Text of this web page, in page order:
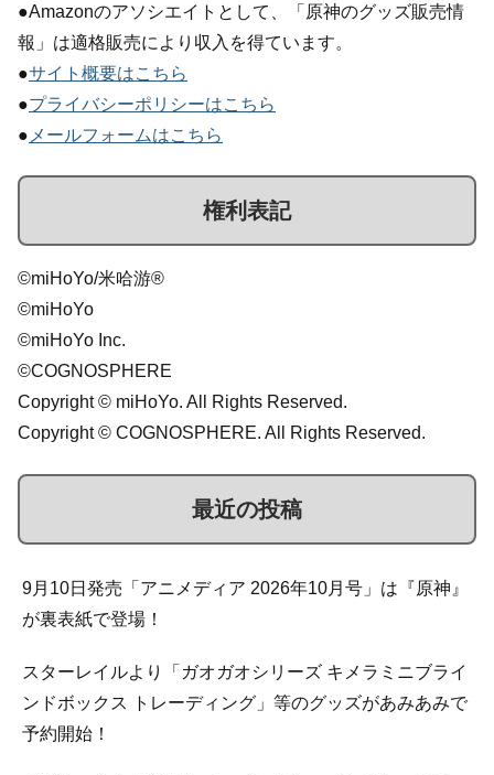
●Amazonのアソシエイトとして、「原神のグッズ販売情
報」は適格販売により収入を得ています。
●サイト概要はこちら
●プライバシーポリシーはこちら
● メールフォームはこちら
権利表記
©miHoYo/米哈游®
©miHoYo
©miHoYo Inc.
©COGNOSPHERE
Copyright © miHoYo. All Rights Reserved.
Copyright © COGNOSPHERE. All Rights Reserved.
最近の投稿
9月10日発売「アニメディア 2026年10月号」は『原神』
が裏表紙で登場！
スターレイルより「ガオガオシリーズ キメラミニブライ
ンドボックス トレーディング」等のグッズがあみあみで
予約開始！